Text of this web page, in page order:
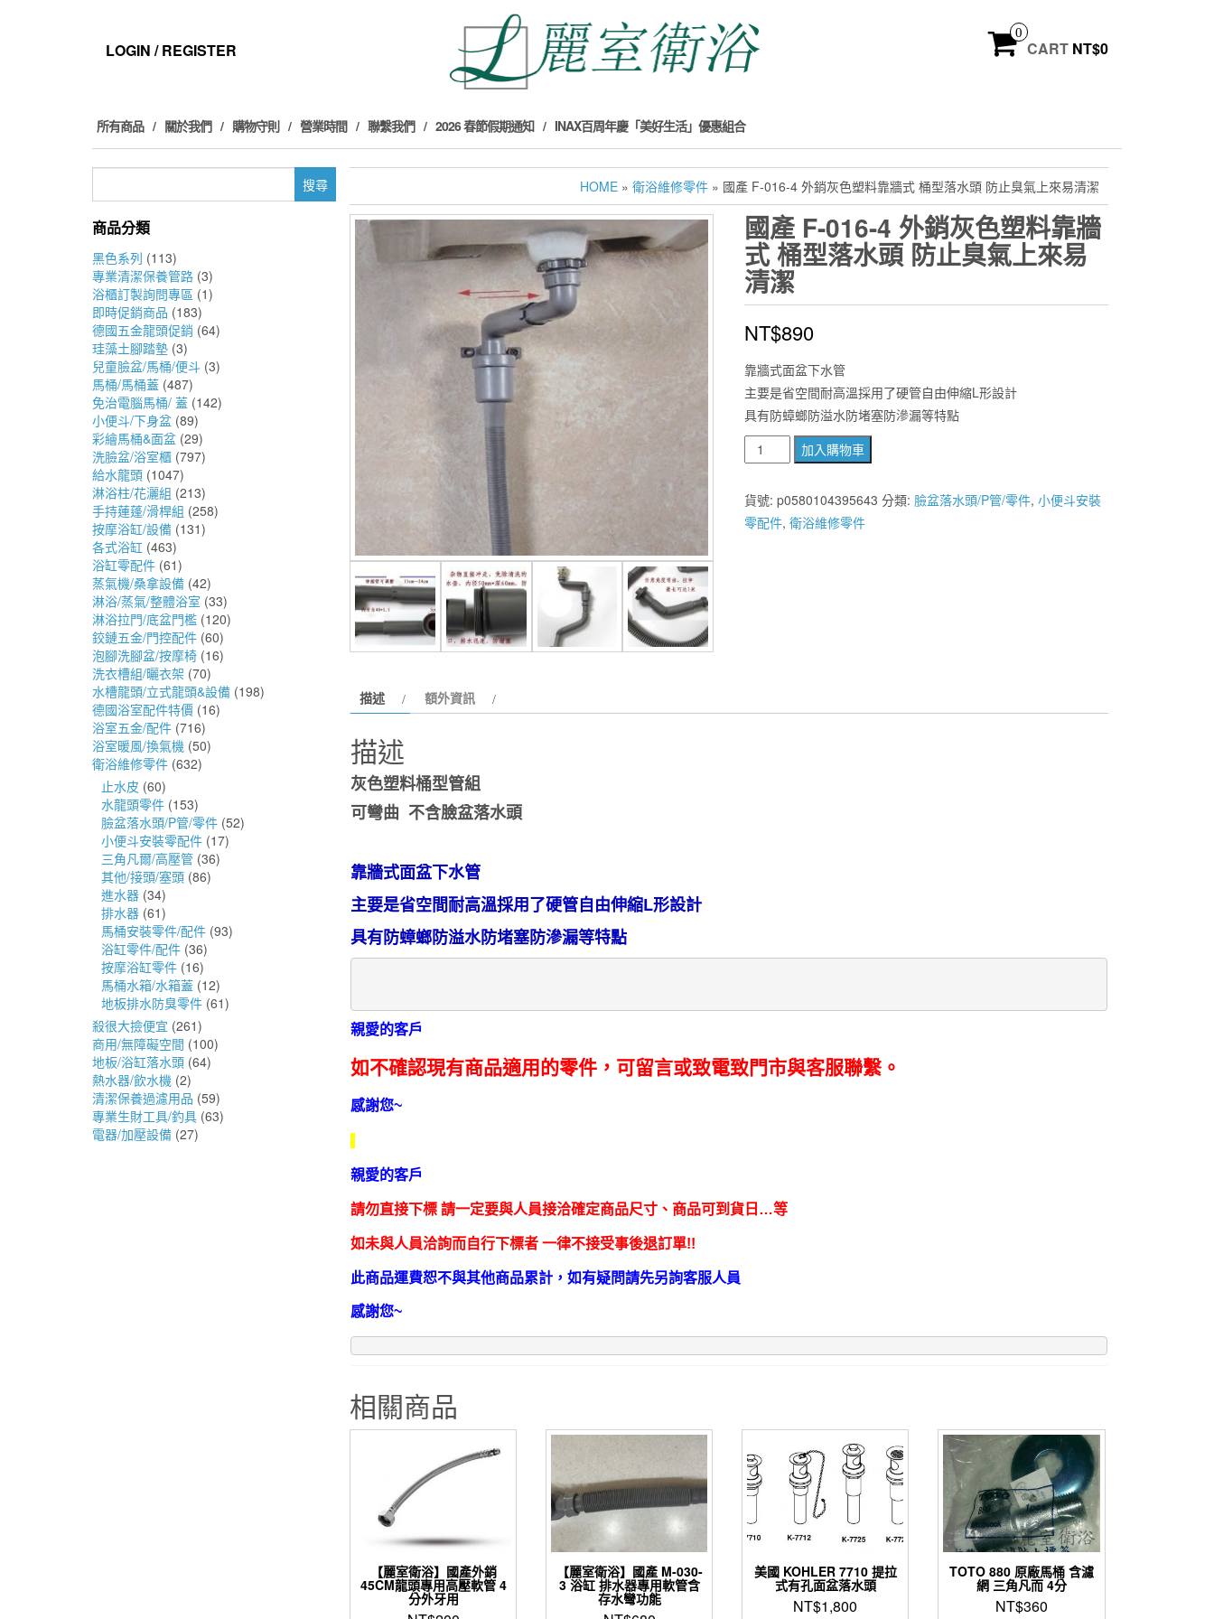
LOGIN / REGISTER
0
CART NT$0
所有商品 關於我們 購物守則 營業時間 聯繫我們 2026 春節假期通知 INAX百周年慶「美好生活」優惠組合
鍵
商品分類
黑色系列 (113)
專業清潔保養管路 (3)
浴櫃訂製詢問專區 (1)
即時促銷商品 (183)
德國五金龍頭促銷 (64)
珪藻土腳踏墊 (3)
兒童臉盆/馬桶/便斗 (3)
馬桶/馬桶蓋 (487)
免治電腦馬桶/ 蓋 (142)
小便斗/下身盆 (89)
彩繪馬桶&面盆 (29)
洗臉盆/浴室櫃 (797)
給水龍頭 (1047)
淋浴柱/花灑組 (213)
手持蓮蓬/滑桿組 (258)
按摩浴缸/設備 (131)
各式浴缸 (463)
浴缸零配件 (61)
蒸氣機/桑拿設備 (42)
淋浴/蒸氣/整體浴室 (33)
淋浴拉門/底盆門檻 (120)
鉸鏈五金/門控配件 (60)
泡腳洗腳盆/按摩椅 (16)
洗衣槽組/曬衣架 (70)
水槽龍頭/立式龍頭&設備 (198)
德國浴室配件特價 (16)
浴室五金/配件 (716)
浴室暖風/換氣機 (50)
衛浴維修零件 (632)
止水皮 (60)
水龍頭零件 (153)
臉盆落水頭/P管/零件 (52)
小便斗安裝零配件 (17)
三角凡爾/高壓管 (36)
其他/接頭/塞頭 (86)
進水器 (34)
排水器 (61)
馬桶安裝零件/配件 (93)
浴缸零件/配件 (36)
按摩浴缸零件 (16)
馬桶水箱/水箱蓋 (12)
地板排水防臭零件 (61)
殺很大撿便宜 (261)
商用/無障礙空間 (100)
地板/浴缸落水頭 (64)
熱水器/飲水機 (2)
清潔保養過濾用品 (59)
專業生財工具/釣具 (63)
電器/加壓設備 (27)
HOME » 衛浴維修零件 » 國產 F-016-4 外銷灰色塑料靠牆式 桶型落水頭 防止臭氣上來易清潔
國產 F-016-4 外銷灰色塑料靠牆
式 桶型落水頭 防止臭氣上來易
清潔
NT$890
靠牆式面盆下水管
主要是省空間耐高溫採用了硬管自由伸縮L形設計
具有防蟑螂防溢水防堵塞防滲漏等特點
產
F-
016-
牆
上
易
潔
數
加入購物車
貨號: p0580104395643 分類: 臉盆落水頭/P管/零件, 小便斗安裝
零配件, 衛浴維修零件
描述 額外資訊
描述
灰色塑料桶型管組
可彎曲 不含臉盆落水頭
靠牆式面盆下水管
主要是省空間耐高溫採用了硬管自由伸縮L形設計
具有防蟑螂防溢水防堵塞防滲漏等特點
親愛的客戶
如不確認現有商品適用的零件，可留言或致電致門市與客服聯繫。
感謝您~
親愛的客戶
請勿直接下標 請一定要與人員接洽確定商品尺寸、商品可到貨日…等
如未與人員洽詢而自行下標者 一律不接受事後退訂單!!
此商品運費恕不與其他商品累計，如有疑問請先另詢客服人員
感謝您~
相關商品
【麗室衛浴】國產外銷
45CM龍頭專用高壓軟管 4
分外牙用
【麗室衛浴】國產 M-030-
3 浴缸 排水器專用軟管含
存水彎功能
美國 KOHLER 7710 提拉
式有孔面盆落水頭
NT$1,800
TOTO 880 原廠馬桶 含濾
網 三角凡而 4分
NT$360